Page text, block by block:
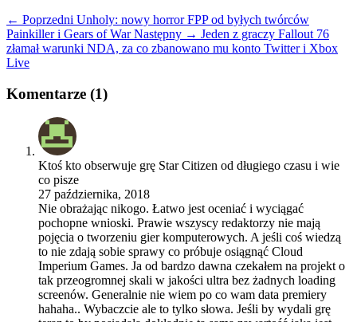
← Poprzedni Unholy: nowy horror FPP od byłych twórców
Painkiller i Gears of War Następny → Jeden z graczy Fallout 76
złamał warunki NDA, za co zbanowano mu konto Twitter i Xbox
Live
Komentarze (1)
Ktoś kto obserwuje grę Star Citizen od długiego czasu i wie
co pisze
27 października, 2018
Nie obrażając nikogo. Łatwo jest oceniać i wyciągać
pochopne wnioski. Prawie wszyscy redaktorzy nie mają
pojęcia o tworzeniu gier komputerowych. A jeśli coś wiedzą
to nie zdają sobie sprawy co próbuje osiągnąć Cloud
Imperium Games. Ja od bardzo dawna czekałem na projekt o
tak przeogromnej skali w jakości ultra bez żadnych loading
screenów. Generalnie nie wiem po co wam data premiery
hahaha.. Wybaczcie ale to tylko słowa. Jeśli by wydali grę